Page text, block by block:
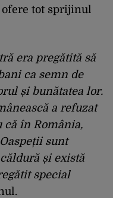
tot sprijinul
era pregătită să
ca semn de
și bunătatea lor.
a refuzat
că în România,
sunt
și există
special